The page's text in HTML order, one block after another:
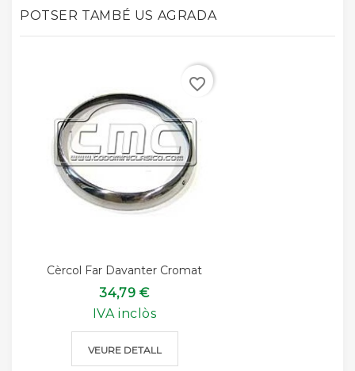
POTSER TAMBÉ US AGRADA
Cèrcol Far Davanter Cromat
34,79 €
IVA inclòs
VEURE DETALL
favorite_border